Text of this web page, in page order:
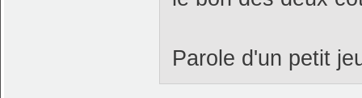
Parole d'un petit